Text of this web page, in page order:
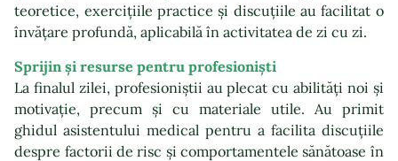
teoretice, exercițiile practice și discuțiile au facilitat o
învățare profundă, aplicabilă în activitatea de zi cu zi.
Sprijin și resurse pentru profesioniști
La finalul zilei, profesioniștii au plecat cu abilități noi și
motivație, precum și cu materiale utile. Au primit
ghidul asistentului medical pentru a facilita discuțiile
despre factorii de risc și comportamentele sănătoase în